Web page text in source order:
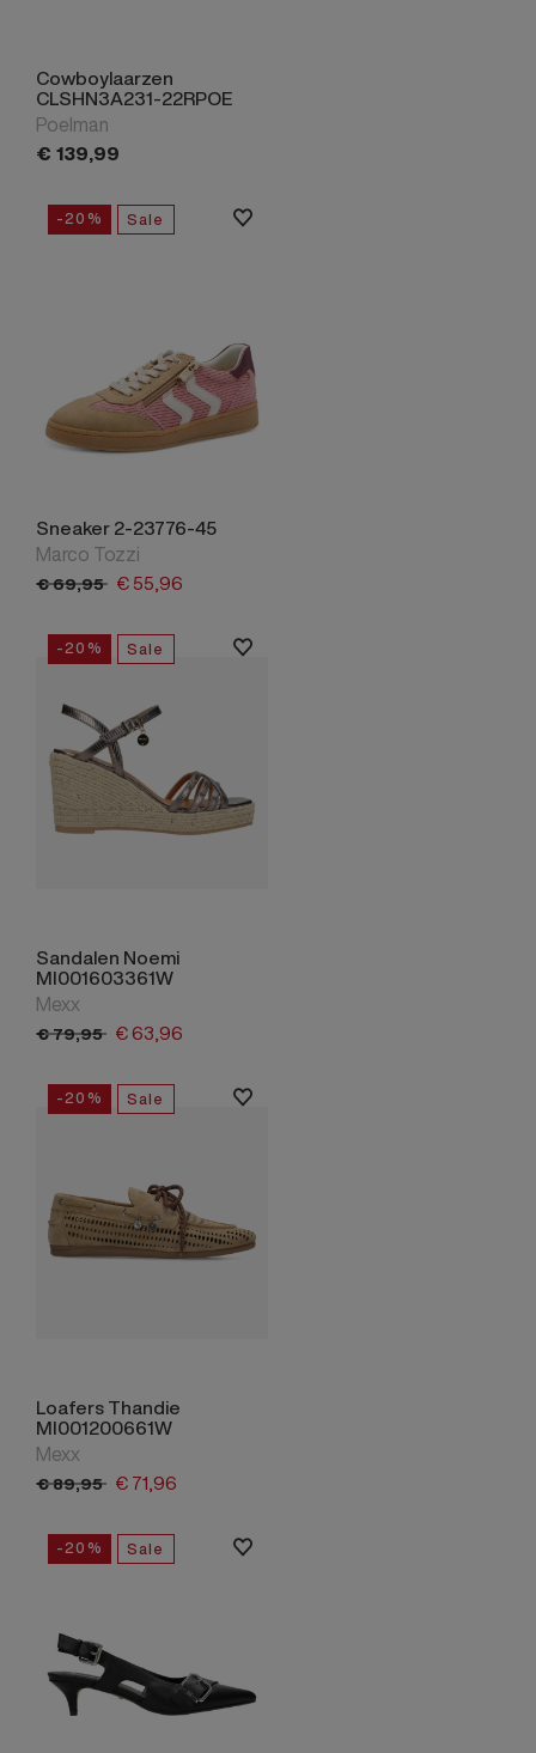
Cowboylaarzen
CLSHN3A231-22RPOE
Poelman
€ 139,99
-20% Sale
Sneaker 2-23776-45
Marco Tozzi
€69,95 €55,96
-20% Sale
Sandalen Noemi
MI001603361W
Mexx
€79,95 €63,96
-20% Sale
Loafers Thandie
MI001200661W
Mexx
€89,95 €71,96
-20% Sale